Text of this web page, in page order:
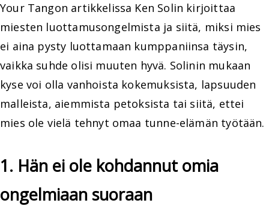
Your Tangon artikkelissa Ken Solin kirjoittaa
miesten luottamusongelmista ja siitä, miksi mies
ei aina pysty luottamaan kumppaniinsa täysin,
vaikka suhde olisi muuten hyvä. Solinin mukaan
kyse voi olla vanhoista kokemuksista, lapsuuden
malleista, aiemmista petoksista tai siitä, ettei
mies ole vielä tehnyt omaa tunne-elämän työtään.
1. Hän ei ole kohdannut omia
ongelmiaan suoraan